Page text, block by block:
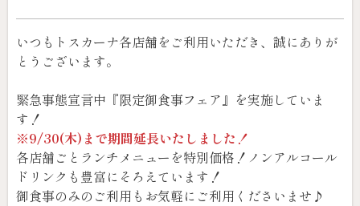
いつもトスカーナ各店舗をご利用いただき、誠にありが
とうございます。
緊急事態宣言中『限定御食事フェア』を実施していま
す！
※9/30(木)まで期間延長いたしました！
各店舗ごとランチメニューを特別価格！ノンアルコール
ドリンクも豊富にそろえています！
御食事のみのご利用もお気軽にご利用くださいませ♪